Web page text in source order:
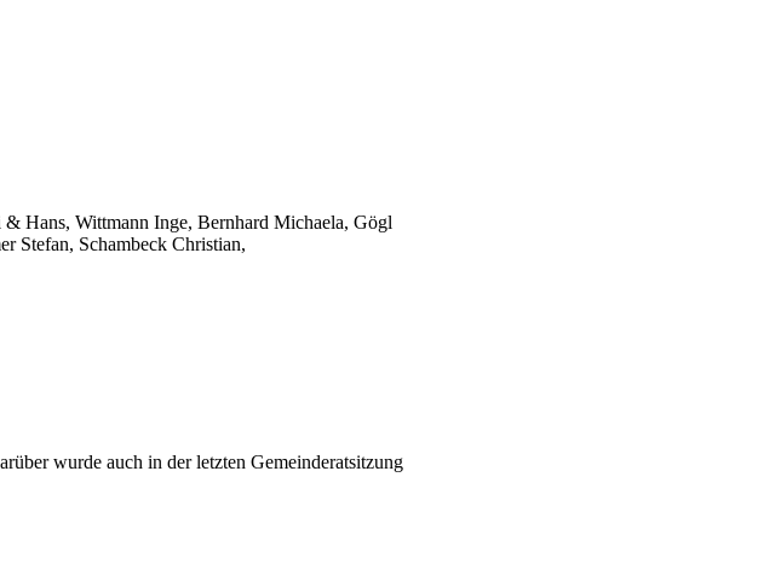
Hans, Wittmann Inge, Bernhard Michaela, Gögl
Stefan, Schambeck Christian,
wurde auch in der letzten Gemeinderatsitzung